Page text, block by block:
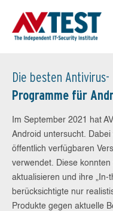
Die besten Antivirus-
Programme für
Im September 2021 hat
Android untersucht.
öffentlich verfügbaren
verwendet. Diese
aktualisieren und ihre „In-
berücksichtigte nur
Produkte gegen aktuelle